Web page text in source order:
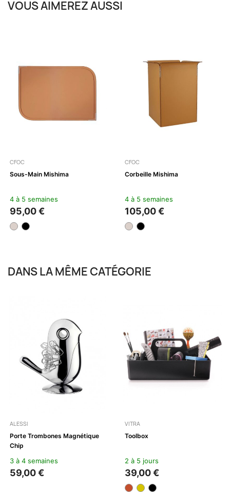
VOUS AIMEREZ AUSSI
CFOC
Sous-Main Mishima
4 à 5 semaines
95,00 €
CFOC
Corbeille Mishima
4 à 5 semaines
105,00 €
DANS LA MÊME CATÉGORIE
ALESSI
Porte Trombones Magnétique
Chip
3 à 4 semaines
59,00 €
VITRA
Toolbox
2 à 5 jours
39,00 €